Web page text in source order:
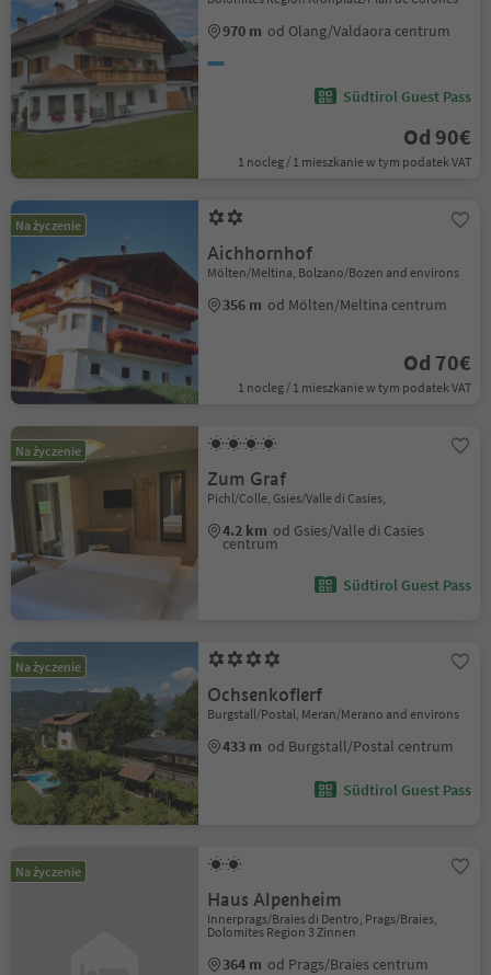
970 m od Olang/Valdaora centrum
Südtirol Guest Pass
Od 90€
1 nocleg / 1 mieszkanie w tym podatek VAT
Na życzenie
Aichhornhof
Mölten/Meltina, Bolzano/Bozen and environs
356 m od Mölten/Meltina centrum
Od 70€
1 nocleg / 1 mieszkanie w tym podatek VAT
Na życzenie
Zum Graf
Pichl/Colle, Gsies/Valle di Casies,
4.2 km od Gsies/Valle di Casies
centrum
Südtirol Guest Pass
Na życzenie
Ochsenkoflerf
Burgstall/Postal, Meran/Merano and environs
433 m od Burgstall/Postal centrum
Südtirol Guest Pass
Na życzenie
Haus Alpenheim
Innerprags/Braies di Dentro, Prags/Braies,
Dolomites Region 3 Zinnen
364 m od Prags/Braies centrum